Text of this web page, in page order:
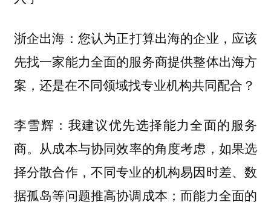
浙企出海： 您认为正打算出海的企业，应该
先找一家能力全面的服务商提供整体出海方
案，还是在不同领域找专业机构共同配合？
李雪辉： 我建议优先选择能力全面的服务
商。从成本与协同效率的角度考虑，如果选
择分散合作，不同专业的机构易因时差、数
据孤岛等问题推高协调成本；而能力全面的